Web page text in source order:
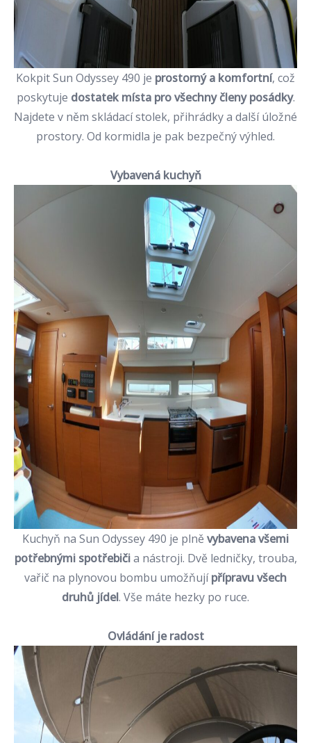
Kokpit Sun Odyssey 490 je prostorný a komfortní, což
poskytuje dostatek místa pro všechny členy posádky.
Najdete v něm skládací stolek, přihrádky a další úložné
prostory. Od kormidla je pak bezpečný výhled.
Vybavená kuchyň
Kuchyň na Sun Odyssey 490 je plně vybavena všemi
potřebnými spotřebičia nástroji. Dvě ledničky, trouba,
vařič na plynovou bombu umožňujípřípravu všech
druhů jídel. Vše máte hezky po ruce.
Ovládání je radost